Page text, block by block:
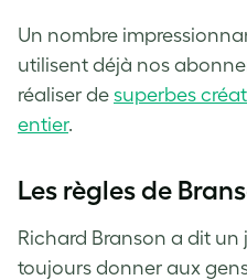
Un nombre
utilisent déjà nos
réaliser de superbes
entier.
Les règles de
Richard Branson a dit un
toujours donner aux